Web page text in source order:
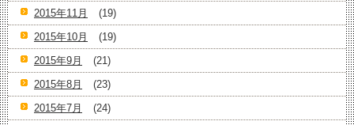
2015年11月
(19)
2015年10月
(19)
2015年9月
(21)
2015年8月
(23)
2015年7月
(24)